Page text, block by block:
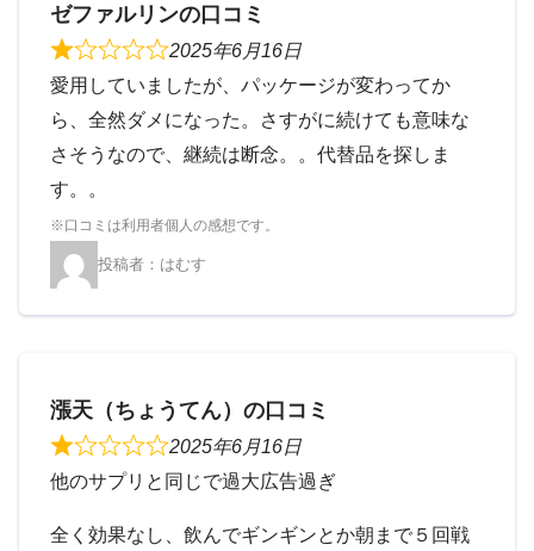
ゼファルリンの口コミ
2025年6月16日
愛用していましたが、パッケージが変わってか
ら、全然ダメになった。さすがに続けても意味な
さそうなので、継続は断念。。代替品を探しま
す。。
はむす
漲天（ちょうてん）の口コミ
2025年6月16日
他のサプリと同じで過大広告過ぎ
全く効果なし、飲んでギンギンとか朝まで５回戦